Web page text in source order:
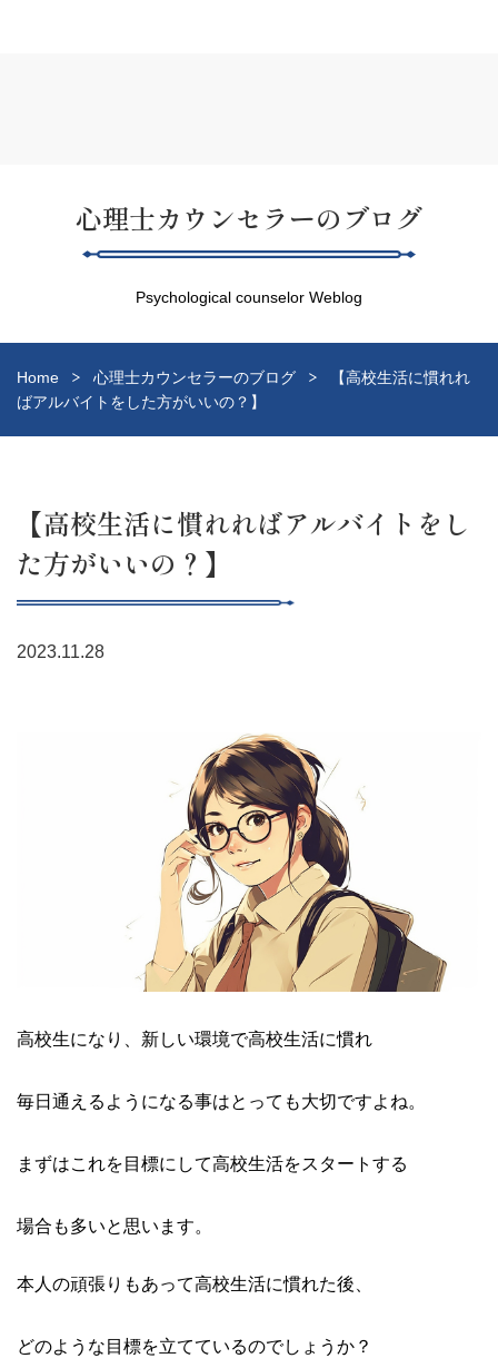
心理士カウンセラーのブログ
Psychological counselor Weblog
Home 心理士カウンセラーのブログ
【高校生活に慣れれ
ばアルバイトをした方がいいの？】
【高校生活に慣れればアルバイトをし
た方がいいの？】
2023.11.28
高校生になり、新しい環境で高校生活に慣れ
毎日通えるようになる事はとっても大切ですよね。
まずはこれを目標にして高校生活をスタートする
場合も多いと思います。
本人の頑張りもあって高校生活に慣れた後、
どのような目標を立てているのでしょうか？